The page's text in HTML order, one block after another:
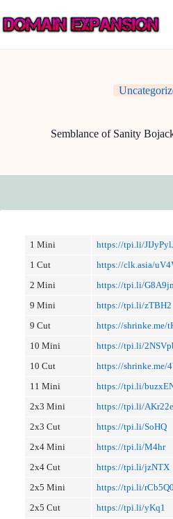
to
content
Semblance of Sanity
1 Mini
https://tpi.li/
1 Cut
https://clk.asia/
2 Mini
https://tpi.li/
9 Mini
https://tpi.li/zTBH2
9 Cut
https://shrinke.me/
10 Mini
https://tpi.li/
10 Cut
https://shrinke.me/
11 Mini
https://tpi.li/
2x3 Mini
https://tpi.li/
2x3 Cut
https://tpi.li/SoHQ
2x4 Mini
https://tpi.li/M4hr
2x4 Cut
https://tpi.li/jzNTX
2x5 Mini
https://tpi.li/
2x5 Cut
https://tpi.li/yKq1